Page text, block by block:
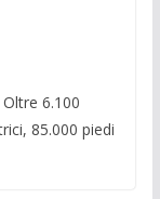
6.100
85.000 piedi